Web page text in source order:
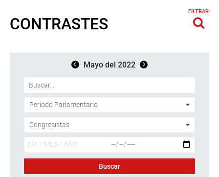
CONTRASTES
FILTRAR
Mayo del 2022